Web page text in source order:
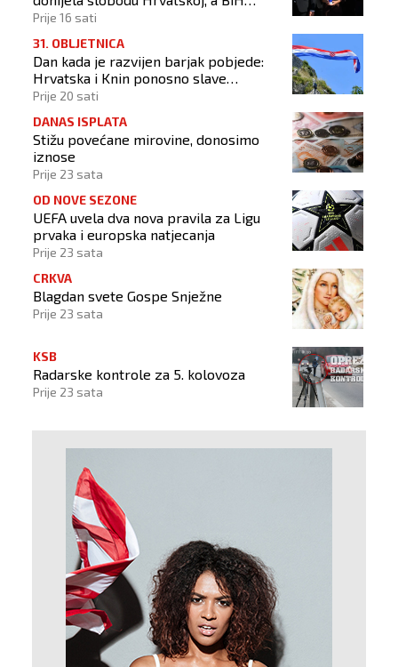
otvorila put prema miru!"
Prije 16 sati
31. OBLJETNICA
Dan kada je razvijen barjak pobjede:
Hrvatska i Knin ponosno slave
obljetnicu Oluje
Prije 20 sati
DANAS ISPLATA
Stižu povećane mirovine, donosimo
iznose
Prije 23 sata
OD NOVE SEZONE
UEFA uvela dva nova pravila za Ligu
prvaka i europska natjecanja
Prije 23 sata
CRKVA
Blagdan svete Gospe Snježne
Prije 23 sata
KSB
Radarske kontrole za 5. kolovoza
Prije 23 sata